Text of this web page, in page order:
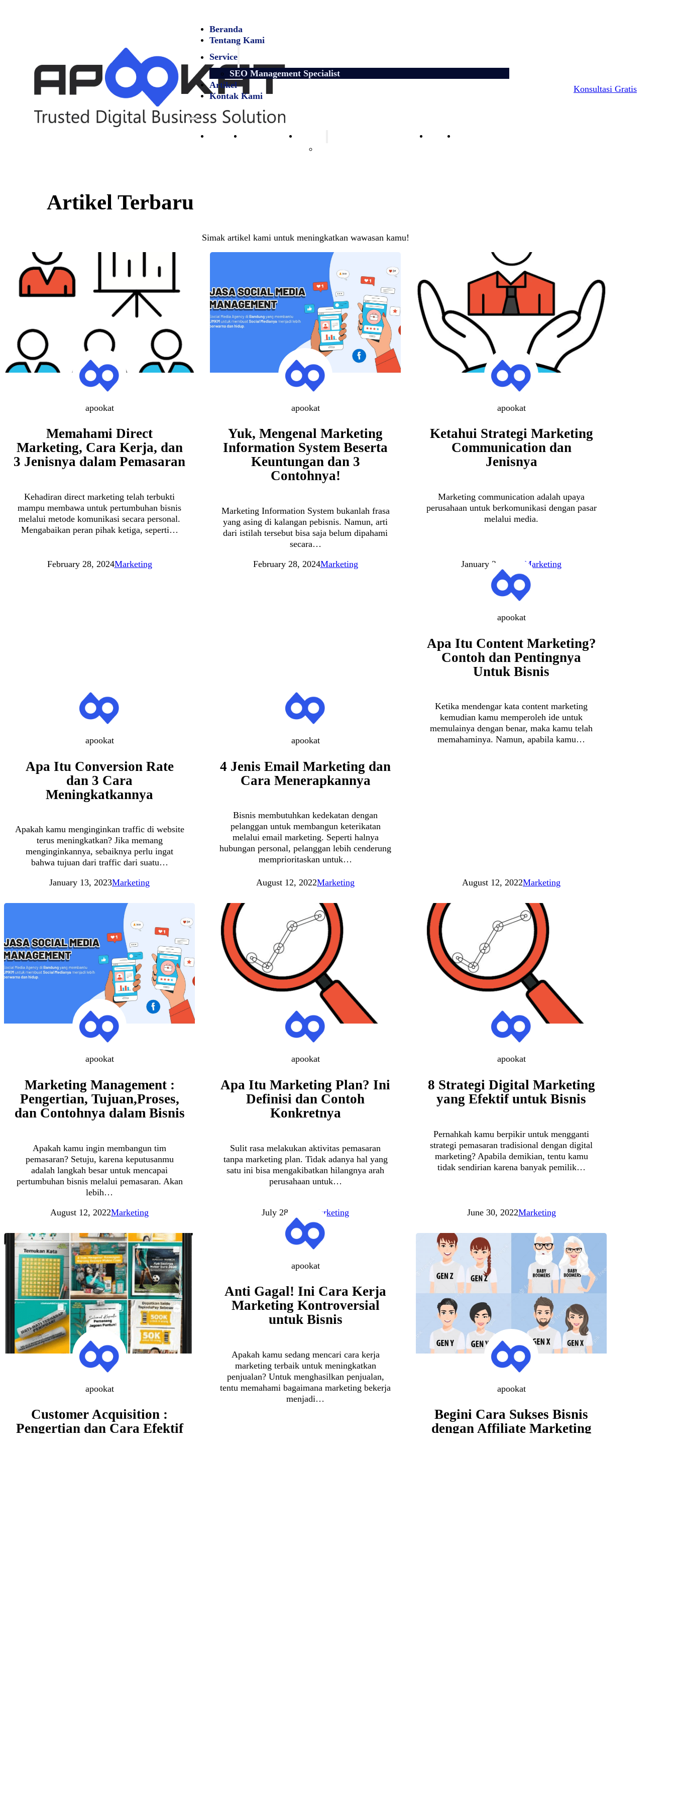
Beranda
Tentang Kami
Service
SEO Management Specialist
Artikel
Kontak Kami
Beranda Tentang Kami Artikel
Konsultasi Gratis
Artikel Terbaru
Simak artikel kami untuk meningkatkan wawasan kamu!
Memahami Direct
Marketing, Cara Kerja, dan
3 Jenisnya dalam Pemasaran
Kehadiran direct marketing telah terbukti
mampu membawa untuk pertumbuhan bisnis
melalui metode komunikasi secara personal.
Mengabaikan peran pihak ketiga, seperti…
apookat
February 28, 2024Marketing
Yuk, Mengenal Marketing
Information System Beserta
Keuntungan dan 3
Contohnya!
Marketing Information System bukanlah frasa
yang asing di kalangan pebisnis. Namun, arti
dari istilah tersebut bisa saja belum dipahami
secara…
apookat
February 28, 2024Marketing
Ketahui Strategi Marketing
Communication dan
Jenisnya
Marketing communication adalah upaya
perusahaan untuk berkomunikasi dengan pasar
melalui media.
apookat
January 24, 2023 Marketing
Apa Itu Conversion Rate
dan 3 Cara
Meningkatkannya
Apakah kamu menginginkan traffic di website
terus meningkatkan? Jika memang
menginginkannya, sebaiknya perlu ingat
bahwa tujuan dari traffic dari suatu…
apookat
January 13, 2023Marketing
4 Jenis Email Marketing dan
Cara Menerapkannya
Bisnis membutuhkan kedekatan dengan
pelanggan untuk membangun keterikatan
melalui email marketing. Seperti halnya
hubungan personal, pelanggan lebih cenderung
memprioritaskan untuk…
apookat
August 12, 2022Marketing
Apa Itu Content Marketing?
Contoh dan Pentingnya
Untuk Bisnis
Ketika mendengar kata content marketing
kemudian kamu memperoleh ide untuk
memulainya dengan benar, maka kamu telah
memahaminya. Namun, apabila kamu…
apookat
August 12, 2022Marketing
Marketing Management :
Pengertian, Tujuan,Proses,
dan Contohnya dalam Bisnis
Apakah kamu ingin membangun tim
pemasaran? Setuju, karena keputusanmu
adalah langkah besar untuk mencapai
pertumbuhan bisnis melalui pemasaran. Akan
lebih…
apookat
August 12, 2022Marketing
Apa Itu Marketing Plan? Ini
Definisi dan Contoh
Konkretnya
Sulit rasa melakukan aktivitas pemasaran
tanpa marketing plan. Tidak adanya hal yang
satu ini bisa mengakibatkan hilangnya arah
perusahaan untuk…
apookat
July 28, 2022 Marketing
8 Strategi Digital Marketing
yang Efektif untuk Bisnis
Pernahkah kamu berpikir untuk mengganti
strategi pemasaran tradisional dengan digital
marketing? Apabila demikian, tentu kamu
tidak sendirian karena banyak pemilik…
apookat
June 30, 2022Marketing
Customer Acquisition :
Pengertian dan Cara Efektif
apookat
Anti Gagal! Ini Cara Kerja
Marketing Kontroversial
untuk Bisnis
Apakah kamu sedang mencari cara kerja
marketing terbaik untuk meningkatkan
penjualan? Untuk menghasilkan penjualan,
tentu memahami bagaimana marketing bekerja
menjadi…
apookat
Begini Cara Sukses Bisnis
dengan Affiliate Marketing
apookat